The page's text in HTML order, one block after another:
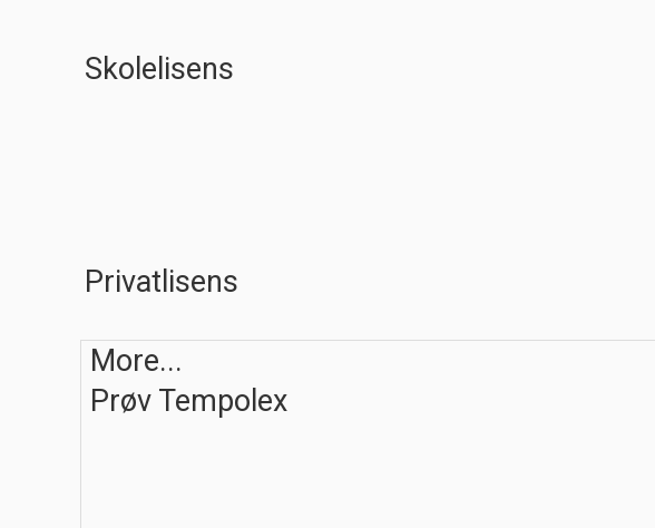
Skolelisens
Privatlisens
More...
Prøv Tempolex